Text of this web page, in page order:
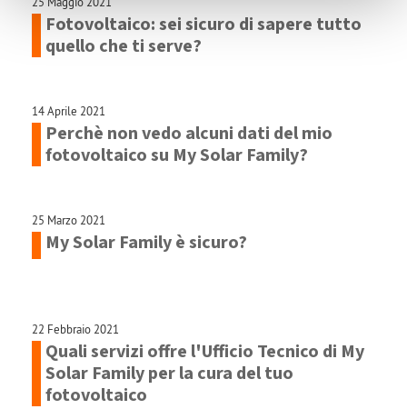
Fotovoltaico: sei sicuro di sapere tutto
quello che ti serve?
14 Aprile 2021
Perchè non vedo alcuni dati del mio
fotovoltaico su My Solar Family?
25 Marzo 2021
My Solar Family è sicuro?
22 Febbraio 2021
Quali servizi offre l'Ufficio Tecnico di My
Solar Family per la cura del tuo
fotovoltaico